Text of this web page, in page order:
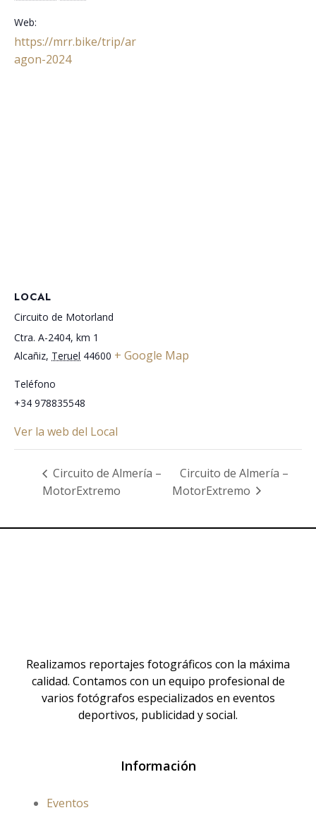
Web:
https://mrr.bike/trip/ar
agon-2024
LOCAL
Circuito de Motorland
Ctra. A-2404, km 1
Alcañiz, Teruel 44600 + Google Map
Teléfono
+34 978835548
Ver la web del Local
Circuito de Almería –
MotorExtremo
Circuito de Almería –
MotorExtremo
Realizamos reportajes fotográficos con la máxima
calidad. Contamos con un equipo profesional de
varios fotógrafos especializados en eventos
deportivos, publicidad y social.
Información
Eventos